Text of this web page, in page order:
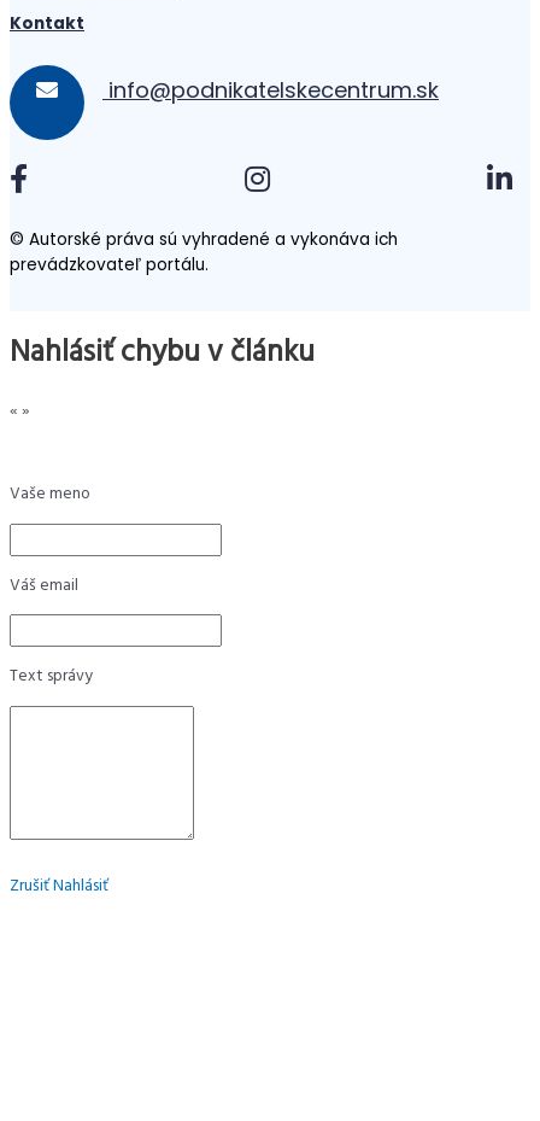
Kontakt
info@podnikatelskecentrum.sk
© Autorské práva sú vyhradené a vykonáva ich
prevádzkovateľ portálu.
Nahlásiť chybu v článku
«»
Vaše meno
Váš email
Text správy
ZrušiťNahlásiť